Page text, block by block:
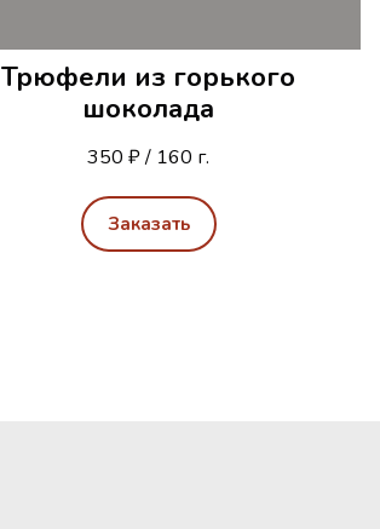
Трюфели из горького
шоколада
350 ₽ / 160 г.
Заказать